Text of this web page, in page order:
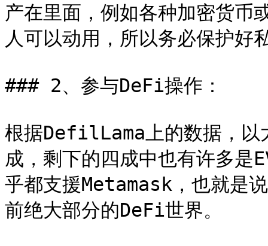
产在里面，例如各种加密货币
人可以动用，所以务必保护好
### 2、参与DeFi操作：
根据DefilLama上的数据，以
成，剩下的四成中也有许多是
乎都支援Metamask，也就是
前绝大部分的DeFi世界。